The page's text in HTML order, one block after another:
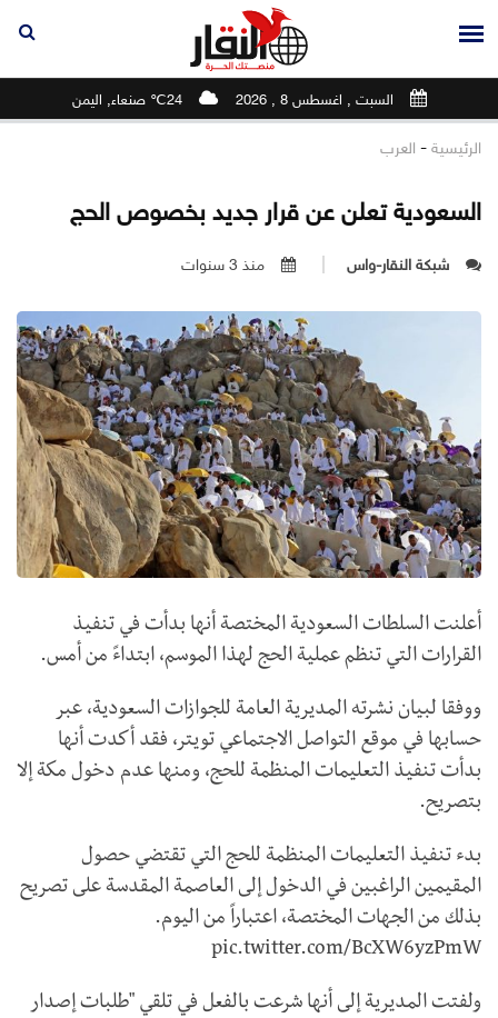
السبت , اغسطس 8 , 2026 24℃ صنعاء, اليمن
الرئيسية - العرب
السعودية تعلن عن قرار جديد بخصوص الحج
شبكة النقار-واس منذ 3 سنوات
أعلنت السلطات السعودية المختصة أنها بدأت في تنفيذ
القرارات التي تنظم عملية الحج لهذا الموسم، ابتداءً من أمس.
ووفقا لبيان نشرته المديرية العامة للجوازات السعودية، عبر
حسابها في موقع التواصل الاجتماعي تويتر، فقد أكدت أنها
بدأت تنفيذ التعليمات المنظمة للحج، ومنها عدم دخول مكة إلا
بتصريح.
بدء تنفيذ التعليمات المنظمة للحج التي تقتضي حصول
المقيمين الراغبين في الدخول إلى العاصمة المقدسة على تصريح
بذلك من الجهات المختصة، اعتباراً من اليوم.
pic.twitter.com/BcXW6yzPmW
ولفتت المديرية إلى أنها شرعت بالفعل في تلقي "طلبات إصدار